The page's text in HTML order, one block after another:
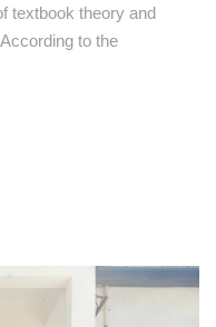
textbook theory and
to the